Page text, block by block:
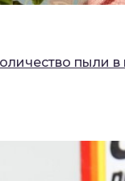
пыли в